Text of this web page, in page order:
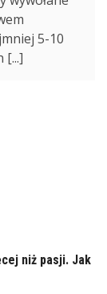
5-10
[...]
niż pasji. Jak